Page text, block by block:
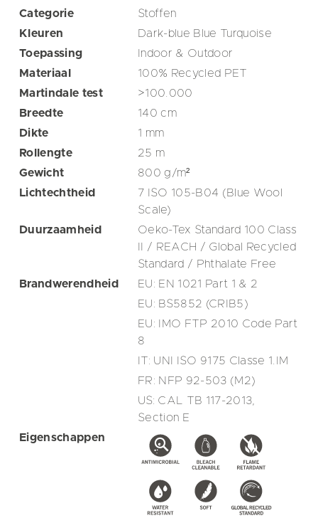
Categorie
Stoffen
Kleuren
Dark-blue Blue Turquoise
Toepassing
Indoor & Outdoor
Materiaal
100% Recycled PET
Martindale test
>100.000
Breedte
140cm
Dikte
1 mm
Rollengte
25 m
Gewicht
800g/m²
Lichtechtheid
7 ISO 105-B04 (Blue Wool
Scale)
Duurzaamheid
Oeko-Tex Standard 100 Class
II / REACH / Global Recycled
Standard / Phthalate Free
Brandwerendheid
EU: EN 1021 Part 1 & 2
EU: BS5852 (CRIB5)
EU: IMO FTP 2010 Code Part
8
IT: UNI ISO 9175 Classe 1.IM
FR: NFP 92-503 (M2)
US: CAL TB 117-2013,
Section E
Eigenschappen